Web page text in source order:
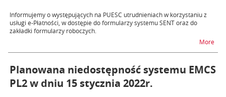
Informujemy o występujących na PUESC utrudnieniach w korzystaniu z
usługi e-Płatności, w dostępie do formularzy systemu SENT oraz do
zakładki formularzy roboczych.
Morena
Planowana niedostępność systemu EMCS
PL2 w dniu 15 stycznia 2022r.